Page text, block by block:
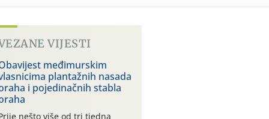
VIJESTI
međimurskim
plantažnih nasada
i pojedinačnih stabla
nešto više od tri tjedna